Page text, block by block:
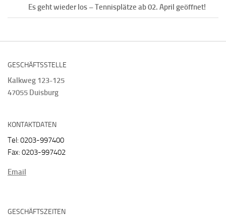
Es geht wieder los – Tennisplätze ab 02. April geöffnet!
GESCHÄFTSSTELLE
Kalkweg 123-125
47055 Duisburg
KONTAKTDATEN
Tel: 0203-997400
Fax: 0203-997402
Email
GESCHÄFTSZEITEN